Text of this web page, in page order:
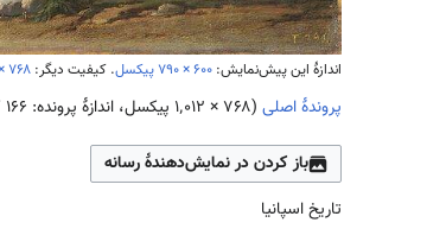
اندازهٔ این پیش‌نمایش: ۷۹۰ × ۶۰۰پیکسل. کیفیت دیگر:
پروندهٔ اصلی (۱٬۰۱۲ × ۷۶۸ پیکسل، اندازهٔ پرونده: ۱۶۶ کیلوبایت، نوع MIME پرونده:
باز کردن در نمایش‌دهندهٔ رسانه
تاریخ اسپانیا